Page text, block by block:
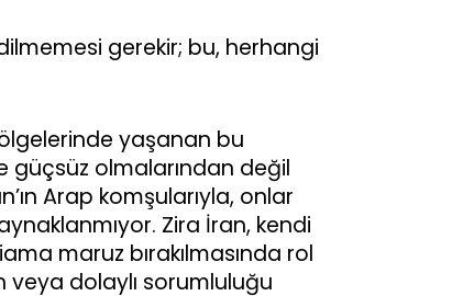
gerekir; bu, herhangi
yaşanan bu
güçsüz olmalarından değil
Arap komşularıyla, onlar
Zira İran, kendi
maruz bırakılmasında rol
veya dolaylı sorumluluğu